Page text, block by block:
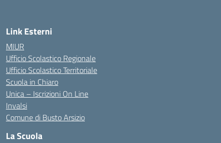
Link Esterni
MIUR
Ufficio Scolastico Regionale
Ufficio Scolastico Territoriale
Scuola in Chiaro
Unica – Iscrizioni On Line
Invalsi
Comune di Busto Arsizio
La Scuola